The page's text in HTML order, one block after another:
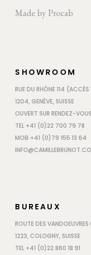
Made by Procab
SHOWROOM
RUE DU RHÔNE 114 (ACCÈS
1204, GENÈVE, SUISSE
OUVERT SUR RENDEZ-
TEL +41 (0)22 700 79 78
MOB +41 (0)79 155 13 64
BUREAUX
ROUTE DES VANDOEUVRES
1223, COLOGNY, SUISSE
TEL +41 (0)22 860 18 91